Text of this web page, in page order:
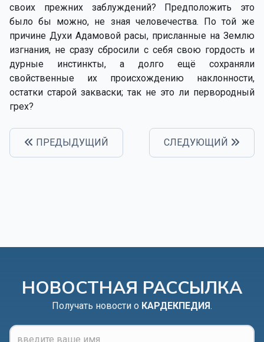
своих прежних заблуждений? Предположить это
было бы можно, не зная человечества. По той же
причине Духи Адамовой расы, присланные на Землю
изгнания, не сразу сбросили с себя свою гордость и
дурные инстинкты, а долго ещё сохраняли
свойственные их происхождению наклонности,
остатки старой закваски; так не это ли первородный
грех?
ПРЕДЫДУЩИЙ СЛЕДУЮЩИЙ
НОВОСТНАЯ РАССЫЛКА
Получать новости о КАРДЕКПЕДИЯ.